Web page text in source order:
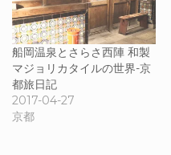
船岡温泉とさらさ西陣 和製
マジョリカタイルの世界-京
都旅日記
2017-04-27
京都